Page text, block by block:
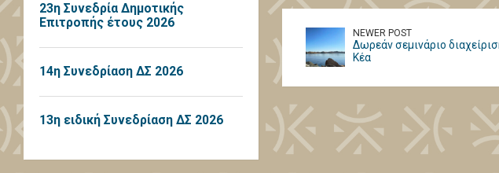
NEWER POST
Δωρεάν σεμινάριο
Κέα
23η Συνεδρία Δημοτικής
Επιτροπής έτους 2026
14η Συνεδρίαση ΔΣ 2026
13η ειδική Συνεδρίαση ΔΣ 2026